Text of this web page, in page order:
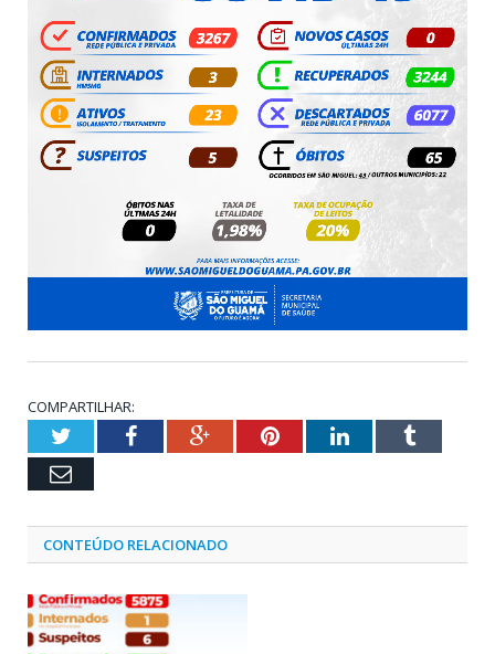
COMPARTILHAR:
TwitterFacebookGoogle+PinterestLinkedInTumblr
Email
CONTEÚDO RELACIONADO